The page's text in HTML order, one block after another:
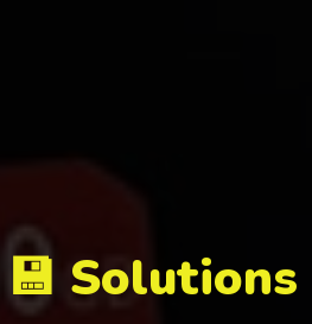
💾 Solutions